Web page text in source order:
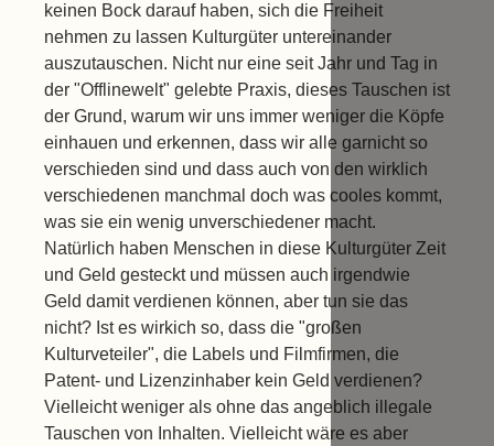
keinen Bock darauf haben, sich die Freiheit
nehmen zu lassen Kulturgüter untereinander
auszutauschen. Nicht nur eine seit Jahr und Tag in
der "Offlinewelt" gelebte Praxis, dieses Tauschen ist
der Grund, warum wir uns immer weniger die Köpfe
einhauen und erkennen, dass wir alle garnicht so
verschieden sind und dass auch von den wirklich
verschiedenen manchmal doch was cooles kommt,
was sie ein wenig unverschiedener macht.
Natürlich haben Menschen in diese Kulturgüter Zeit
und Geld gesteckt und müssen auch irgendwie
Geld damit verdienen können, aber tun sie das
nicht? Ist es wirkich so, dass die "großen
Kulturveteiler", die Labels und Filmfirmen, die
Patent- und Lizenzinhaber kein Geld verdienen?
Vielleicht weniger als ohne das angeblich illegale
Tauschen von Inhalten. Vielleicht wäre es aber